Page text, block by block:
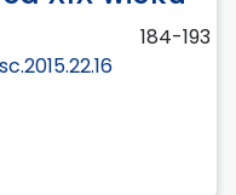
184-193